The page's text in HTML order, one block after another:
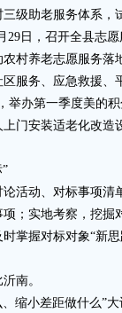
级助老服务体系
29日，召开全县志
村养老志愿服务
服务、应急救援、
举办第一季度美的
门安装适老化改
活动、对标事项清
；实地考察，挖
掌握对标对象“新
南。
缩小差距做什么”